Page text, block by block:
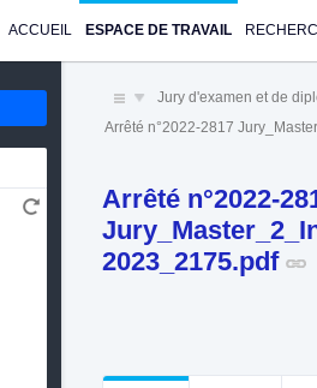
ACCUEIL ESPACE DE TRAVAIL
Jury d'examen et de
Arrêté n°2022-2817
Arrêté n°2022-
2023_2175.pdf